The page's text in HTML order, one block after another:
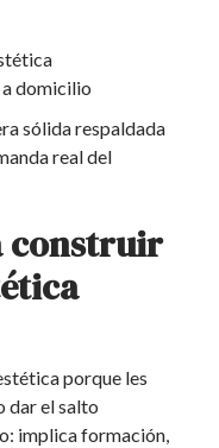
domicilio
sólida respaldada
real del
construir
porque les
dar el salto
implica formación,